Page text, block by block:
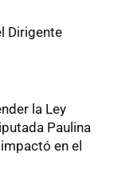
Dirigente
la Ley
Paulina
en el